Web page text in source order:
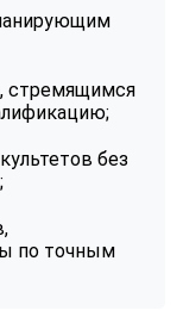
стремящимся
без
по точным